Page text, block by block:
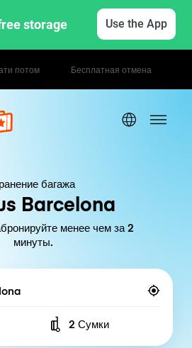
storage Use the App
/ дневные тарифы
багажа
Barcelona
менее чем за 2
минуты.
Number of bags
2 Сумки